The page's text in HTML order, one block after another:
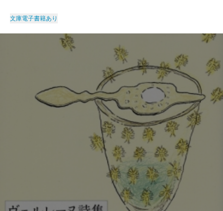
文庫電子書籍あり